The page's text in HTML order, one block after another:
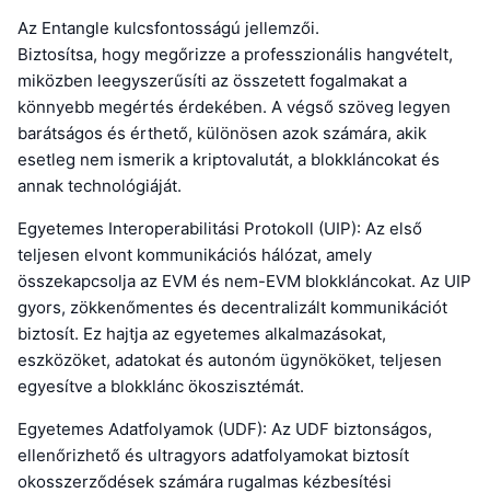
Az Entangle kulcsfontosságú jellemzői.
Biztosítsa, hogy megőrizze a professzionális hangvételt,
miközben leegyszerűsíti az összetett fogalmakat a
könnyebb megértés érdekében. A végső szöveg legyen
barátságos és érthető, különösen azok számára, akik
esetleg nem ismerik a kriptovalutát, a blokkláncokat és
annak technológiáját.
Egyetemes Interoperabilitási Protokoll (UIP): Az első
teljesen elvont kommunikációs hálózat, amely
összekapcsolja az EVM és nem-EVM blokkláncokat. Az UIP
gyors, zökkenőmentes és decentralizált kommunikációt
biztosít. Ez hajtja az egyetemes alkalmazásokat,
eszközöket, adatokat és autonóm ügynököket, teljesen
egyesítve a blokklánc ökoszisztémát.
Egyetemes Adatfolyamok (UDF): Az UDF biztonságos,
ellenőrizhető és ultragyors adatfolyamokat biztosít
okosszerződések számára rugalmas kézbesítési